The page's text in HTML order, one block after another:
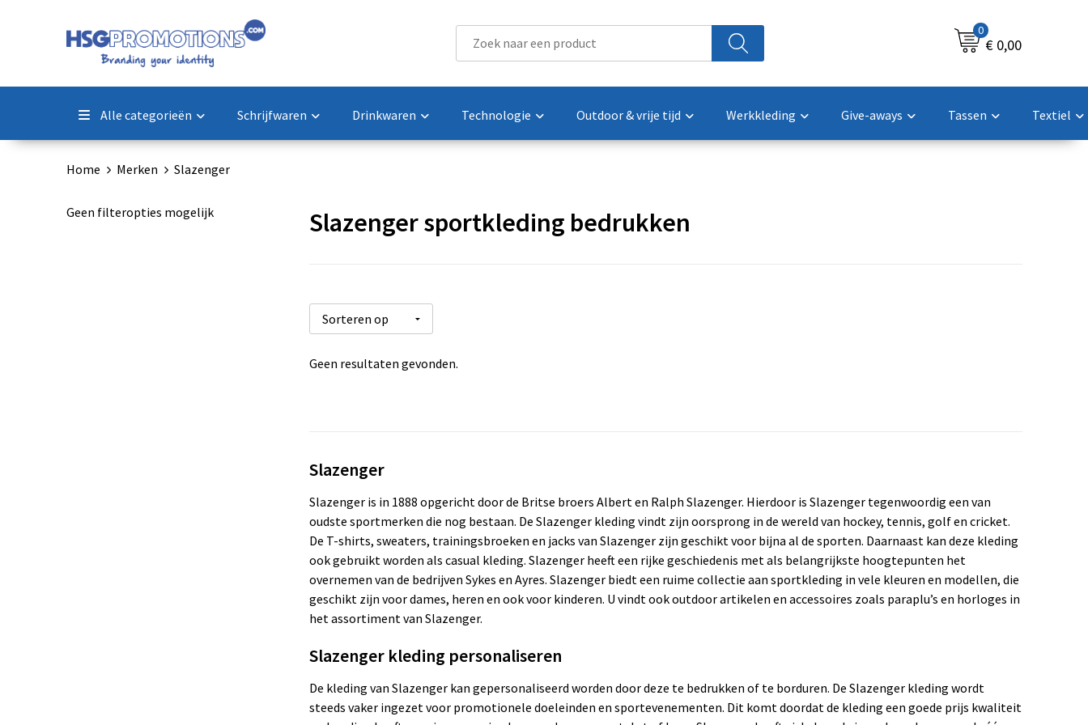
0
€ 0,00
Alle categorieën Schrijfwaren Drinkwaren Technologie Outdoor & vrije tijd Werkkleding Give-aways Tassen Textiel
Home Merken Slazenger
Geen filteropties mogelijk Slazenger sportkleding bedrukken
Geen resultaten gevonden.
Slazenger
Slazenger is in 1888 opgericht door de Britse broers Albert en Ralph Slazenger. Hierdoor is Slazenger tegenwoordig een van
oudste sportmerken die nog bestaan. De Slazenger kleding vindt zijn oorsprong in de wereld van hockey, tennis, golf en cricket.
De T-shirts, sweaters, trainingsbroeken en jacks van Slazenger zijn geschikt voor bijna al de sporten. Daarnaast kan deze kleding
ook gebruikt worden als casual kleding. Slazenger heeft een rijke geschiedenis met als belangrijkste hoogtepunten het
overnemen van de bedrijven Sykes en Ayres. Slazenger biedt een ruime collectie aan sportkleding in vele kleuren en modellen, die
geschikt zijn voor dames, heren en ook voor kinderen. U vindt ook outdoor artikelen en accessoires zoals paraplu’s en horloges in
het assortiment van Slazenger.
Slazenger kleding personaliseren
De kleding van Slazenger kan gepersonaliseerd worden door deze te bedrukken of te borduren. De Slazenger kleding wordt
steeds vaker ingezet voor promotionele doeleinden en sportevenementen. Dit komt doordat de kleding een goede prijs kwaliteit